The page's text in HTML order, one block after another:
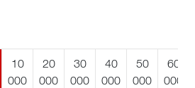
10
000
20
000
30
000
40
000
50
000
60
000